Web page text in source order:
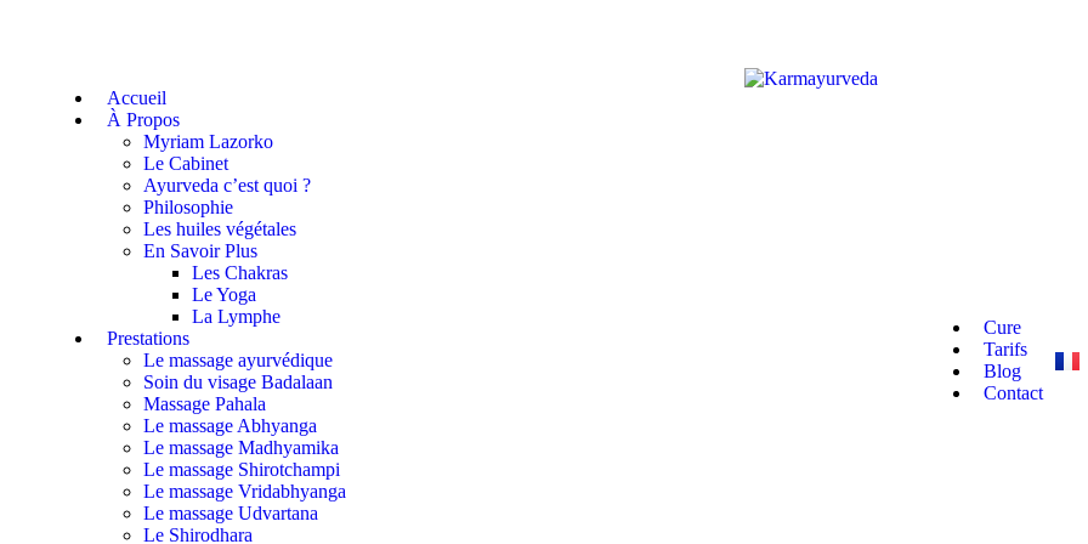
Accueil
À Propos
Myriam Lazorko
Le Cabinet
Ayurveda c’est quoi ?
Philosophie
Les huiles végétales
En Savoir Plus
Les Chakras
Le Yoga
La Lymphe
Prestations
Le massage ayurvédique
Soin du visage Badalaan
Massage Pahala
Le massage Abhyanga
Le massage Madhyamika
Le massage Shirotchampi
Le massage Vridabhyanga
Le massage Udvartana
Le Shirodhara
Cure
Tarifs
Blog
Contact